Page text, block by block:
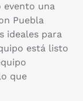
evento una
Puebla
ideales para
está listo
que